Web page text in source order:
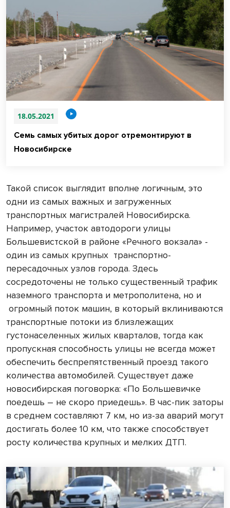
18.05.2021
Семь самых убитых дорог отремонтируют в
Новосибирске
Такой список выглядит вполне логичным, это
одни из самых важных и загруженных
транспортных магистралей Новосибирска.
Например, участок автодороги улицы
Большевистской в районе «Речного вокзала» -
один из самых крупных транспортно-
пересадочных узлов города. Здесь
сосредоточены не только существенный трафик
наземного транспорта и метрополитена, но и
огромный поток машин, в который вклиниваются
транспортные потоки из близлежащих
густонаселенных жилых кварталов, тогда как
пропускная способность улицы не всегда может
обеспечить беспрепятственный проезд такого
количества автомобилей. Существует даже
новосибирская поговорка: «По Большевичке
поедешь – не скоро приедешь». В час-пик заторы
в среднем составляют 7 км, но из-за аварий могут
достигать более 10 км, что также способствует
росту количества крупных и мелких ДТП.